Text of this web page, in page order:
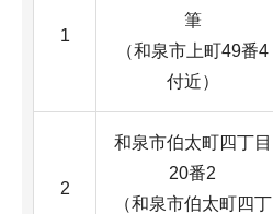
1
筆
（和泉市上町49番4
付近）
2
和泉市伯太町四丁目
20番2
（和泉市伯太町四丁